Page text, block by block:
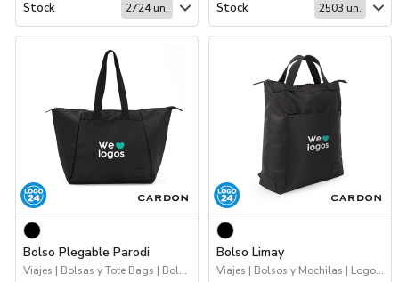
Stock 2724 un. Stock 2503 un.
Bolso Plegable Parodi
Viajes | Bolsas y Tote Bags | Bolsos y Mochilas | Logo 24hs
Bolso Limay
Viajes | Bolsos y Mochilas | Logo 24hs | Bolsas y Tote Bags